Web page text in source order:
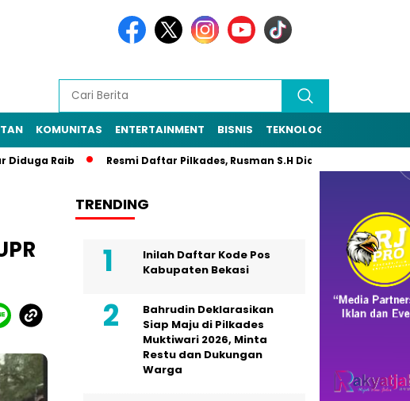
KOMUNITAS ENTERTAINMENT BISNIS TEKNOLOGI
Raib Resmi Daftar Pilkades, Rusman S.H Diantar Sekitar 1.000
TRENDING
Inilah Daftar Kode Pos
Kabupaten Bekasi
Bahrudin Deklarasikan
Siap Maju di Pilkades
Muktiwari 2026, Minta
Restu dan Dukungan
Warga